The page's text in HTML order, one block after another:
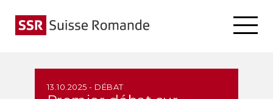
13.10.2025 - DÉBAT